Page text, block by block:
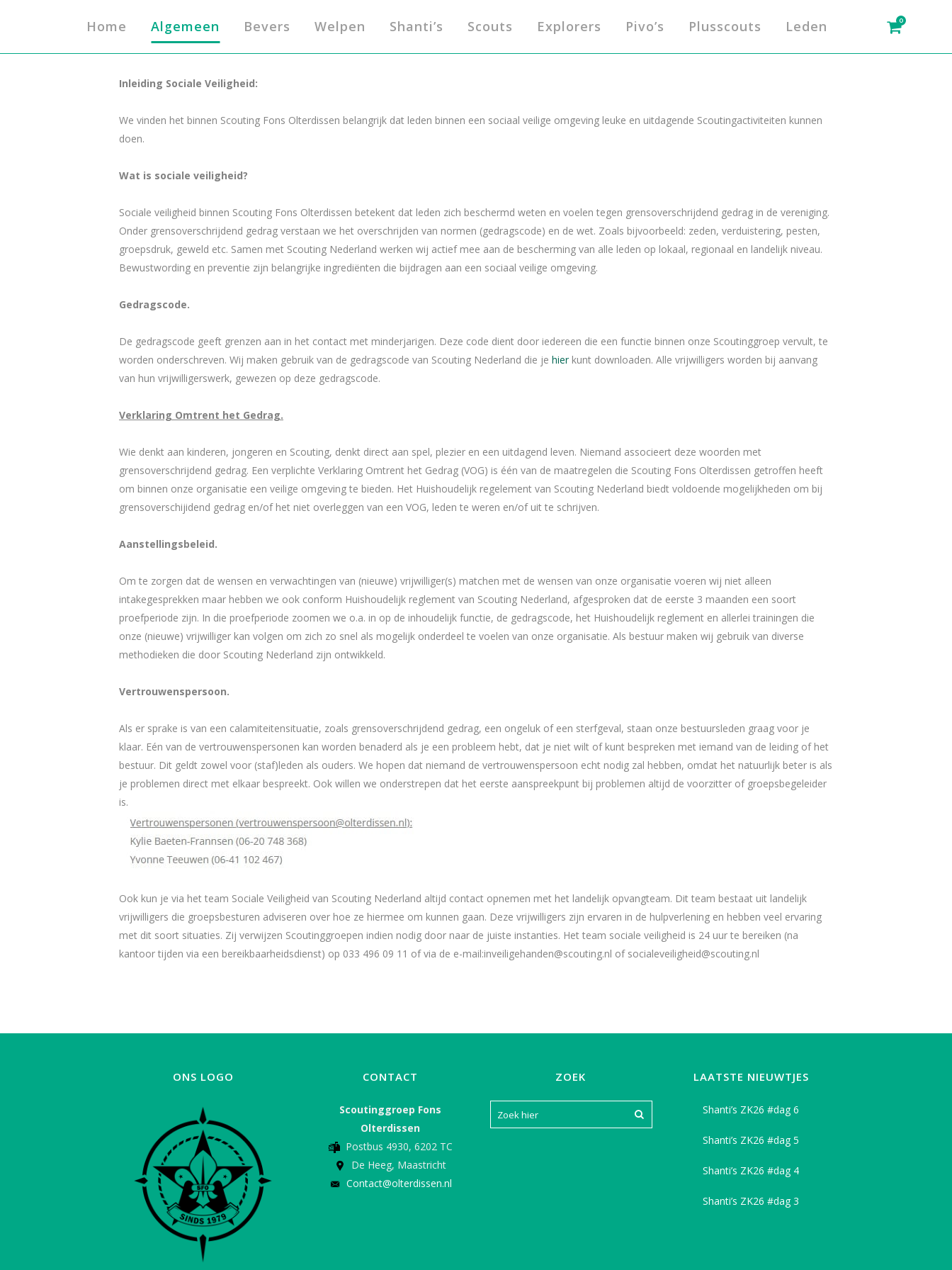
0
Home Algemeen Bevers Welpen Shanti’s Scouts Explorers Pivo’s Plusscouts Leden
Inleiding Sociale Veiligheid:
We vinden het binnen Scouting Fons Olterdissen belangrijk dat leden binnen een sociaal veilige omgeving leuke en uitdagende Scoutingactiviteiten kunnen
doen.
Wat is sociale veiligheid?
Sociale veiligheid binnen Scouting Fons Olterdissen betekent dat leden zich beschermd weten en voelen tegen grensoverschrijdend gedrag in de vereniging.
Onder grensoverschrijdend gedrag verstaan we het overschrijden van normen (gedragscode) en de wet. Zoals bijvoorbeeld: zeden, verduistering, pesten,
groepsdruk, geweld etc. Samen met Scouting Nederland werken wij actief mee aan de bescherming van alle leden op lokaal, regionaal en landelijk niveau.
Bewustwording en preventie zijn belangrijke ingrediënten die bijdragen aan een sociaal veilige omgeving.
Gedragscode.
De gedragscode geeft grenzen aan in het contact met minderjarigen. Deze code dient door iedereen die een functie binnen onze Scoutinggroep vervult, te
worden onderschreven. Wij maken gebruik van de gedragscode van Scouting Nederland die je hierkunt downloaden. Alle vrijwilligers worden bij aanvang
van hun vrijwilligerswerk, gewezen op deze gedragscode.
Verklaring Omtrent het Gedrag.
Wie denkt aan kinderen, jongeren en Scouting, denkt direct aan spel, plezier en een uitdagend leven. Niemand associeert deze woorden met
grensoverschrijdend gedrag. Een verplichte Verklaring Omtrent het Gedrag (VOG) is één van de maatregelen die Scouting Fons Olterdissen getroffen heeft
om binnen onze organisatie een veilige omgeving te bieden. Het Huishoudelijk regelement van Scouting Nederland biedt voldoende mogelijkheden om bij
grensoverschijidend gedrag en/of het niet overleggen van een VOG, leden te weren en/of uit te schrijven.
Aanstellingsbeleid.
Om te zorgen dat de wensen en verwachtingen van (nieuwe) vrijwilliger(s) matchen met de wensen van onze organisatie voeren wij niet alleen
intakegesprekken maar hebben we ook conform Huishoudelijk reglement van Scouting Nederland, afgesproken dat de eerste 3 maanden een soort
proefperiode zijn. In die proefperiode zoomen we o.a. in op de inhoudelijk functie, de gedragscode, het Huishoudelijk reglement en allerlei trainingen die
onze (nieuwe) vrijwilliger kan volgen om zich zo snel als mogelijk onderdeel te voelen van onze organisatie. Als bestuur maken wij gebruik van diverse
methodieken die door Scouting Nederland zijn ontwikkeld.
Vertrouwenspersoon.
Als er sprake is van een calamiteitensituatie, zoals grensoverschrijdend gedrag, een ongeluk of een sterfgeval, staan onze bestuursleden graag voor je
klaar. Eén van de vertrouwenspersonen kan worden benaderd als je een probleem hebt, dat je niet wilt of kunt bespreken met iemand van de leiding of het
bestuur. Dit geldt zowel voor (staf)leden als ouders. We hopen dat niemand de vertrouwenspersoon echt nodig zal hebben, omdat het natuurlijk beter is als
je problemen direct met elkaar bespreekt. Ook willen we onderstrepen dat het eerste aanspreekpunt bij problemen altijd de voorzitter of groepsbegeleider
is.
Ook kun je via het team Sociale Veiligheid van Scouting Nederland altijd contact opnemen met het landelijk opvangteam. Dit team bestaat uit landelijk
vrijwilligers die groepsbesturen adviseren over hoe ze hiermee om kunnen gaan. Deze vrijwilligers zijn ervaren in de hulpverlening en hebben veel ervaring
met dit soort situaties. Zij verwijzen Scoutinggroepen indien nodig door naar de juiste instanties. Het team sociale veiligheid is 24 uur te bereiken (na
kantoor tijden via een bereikbaarheidsdienst) op 033 496 09 11 of via de e-mail:inveiligehanden@scouting.nl of socialeveiligheid@scouting.nl
ONS LOGO CONTACT
Scoutinggroep Fons
Olterdissen
Postbus 4930, 6202 TC
De Heeg, Maastricht
Contact@olterdissen.nl
ZOEK LAATSTE NIEUWTJES
Shanti’s ZK26 #dag 6
Shanti’s ZK26 #dag 5
Shanti’s ZK26 #dag 4
Shanti’s ZK26 #dag 3